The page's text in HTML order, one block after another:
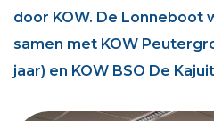
door KOW. De Lonneboot
samen met KOW
jaar) en KOW BSO De